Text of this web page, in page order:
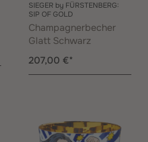
SIEGER by FÜRSTENBERG:
SIP OF GOLD
Champagnerbecher
Glatt Schwarz
207,00 €*